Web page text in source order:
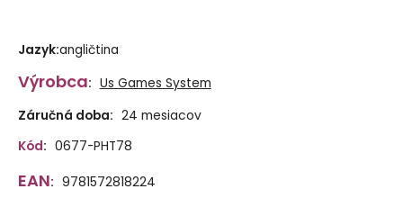
Jazyk:angličtina
Výrobca: Us Games System
Záručná doba: 24 mesiacov
Kód: 0677-PHT78
EAN: 9781572818224